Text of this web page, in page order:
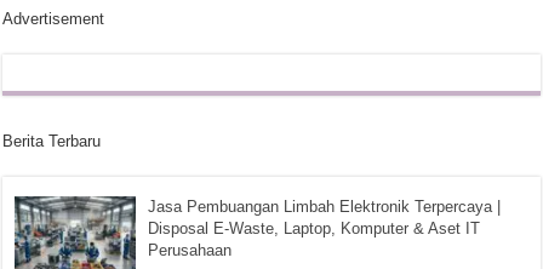
Advertisement
Berita Terbaru
Jasa Pembuangan Limbah Elektronik Terpercaya |
Disposal E-Waste, Laptop, Komputer & Aset IT
Perusahaan